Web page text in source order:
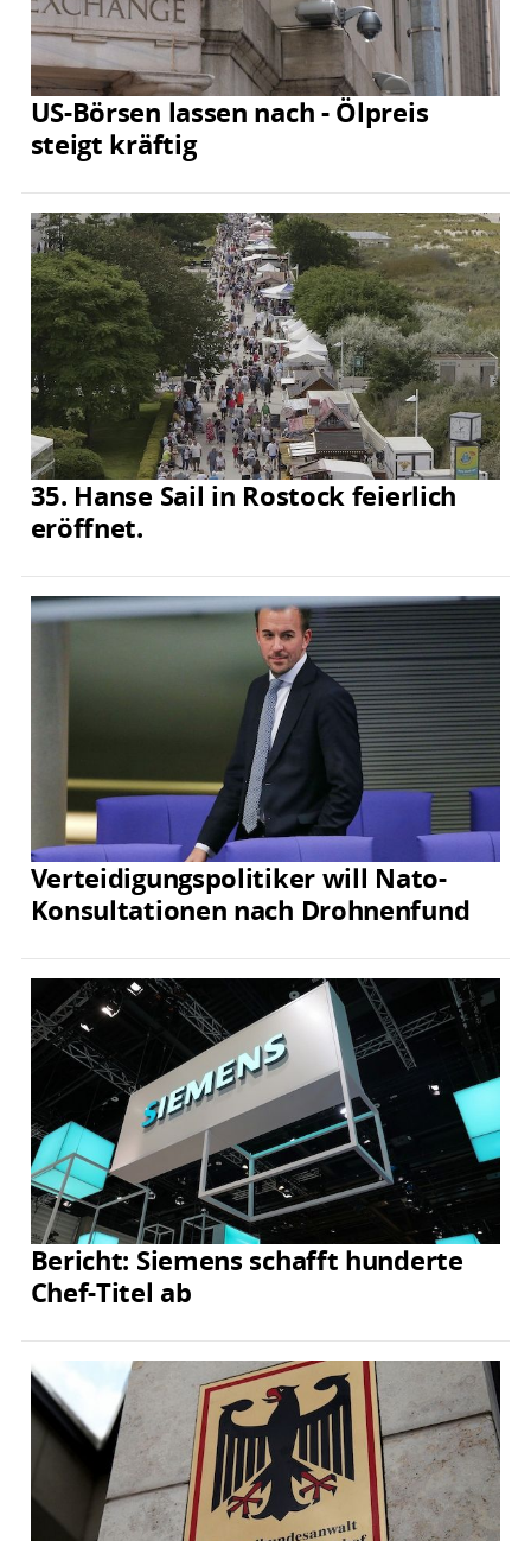
US-Börsen lassen nach - Ölpreis
steigt kräftig
35. Hanse Sail in Rostock feierlich
eröffnet.
Verteidigungspolitiker will Nato-
Konsultationen nach Drohnenfund
Bericht: Siemens schafft hunderte
Chef-Titel ab